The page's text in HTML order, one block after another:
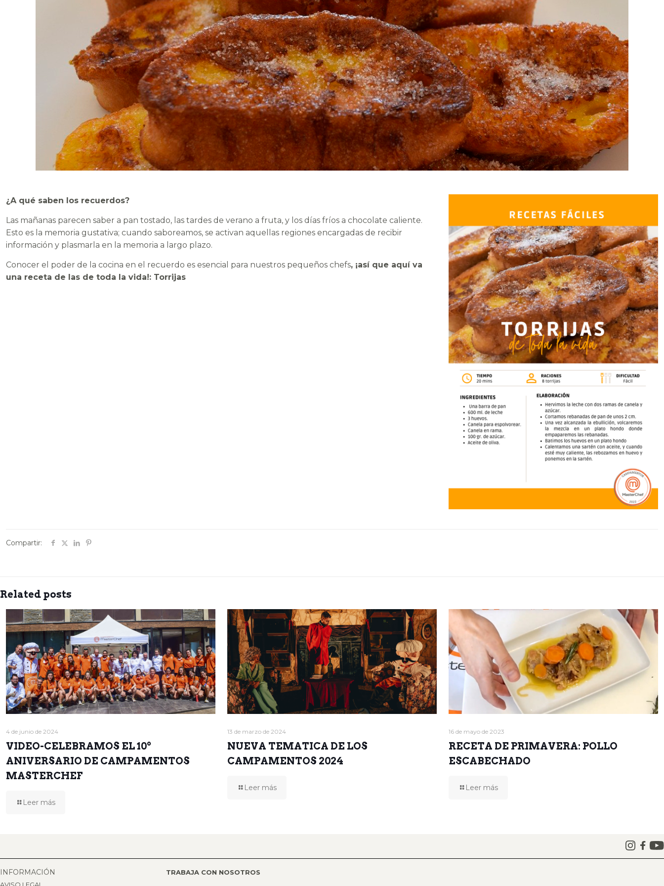
¿A qué saben los recuerdos?
Las mañanas parecen saber a pan tostado, las tardes de verano a fruta, y los días fríos a chocolate caliente.
Esto es la memoria gustativa; cuando saboreamos, se activan aquellas regiones encargadas de recibir
información y plasmarla en la memoria a largo plazo.
Conocer el poder de la cocina en el recuerdo es esencial para nuestros pequeños chefs, ¡así que aquí va
una receta de las de toda la vida!: Torrijas
Compartir:
Related posts
4 de junio de 2024
VIDEO-CELEBRAMOS EL 10º
ANIVERSARIO DE CAMPAMENTOS
MASTERCHEF
Leer más
13 de marzo de 2024
NUEVA TEMATICA DE LOS
CAMPAMENTOS 2024
Leer más
16 de mayo de 2023
RECETA DE PRIMAVERA: POLLO
ESCABECHADO
Leer más
INFORMACIÓN TRABAJA CON NOSOTROS